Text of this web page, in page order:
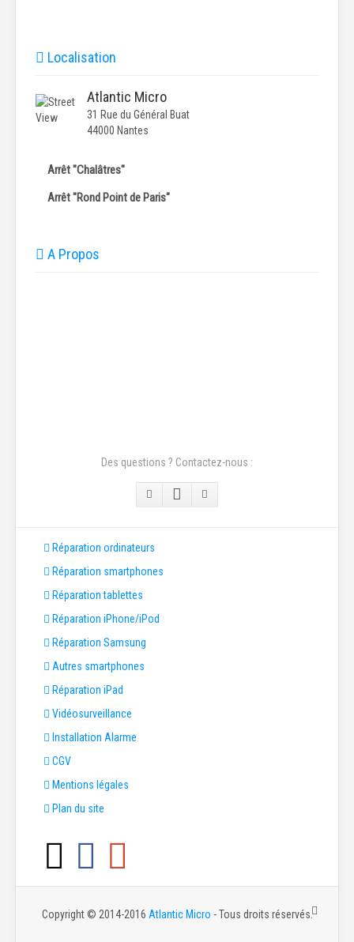
Localisation
Atlantic Micro
31 Rue du Général Buat
44000 Nantes
Arrêt "Chalâtres"
Arrêt "Rond Point de Paris"
A Propos
Des questions ? Contactez-nous :
Réparation ordinateurs
Réparation smartphones
Réparation tablettes
Réparation iPhone/iPod
Réparation Samsung
Autres smartphones
Réparation iPad
Vidéosurveillance
Installation Alarme
CGV
Mentions légales
Plan du site
Copyright © 2014-2016 Atlantic Micro - Tous droits réservés.